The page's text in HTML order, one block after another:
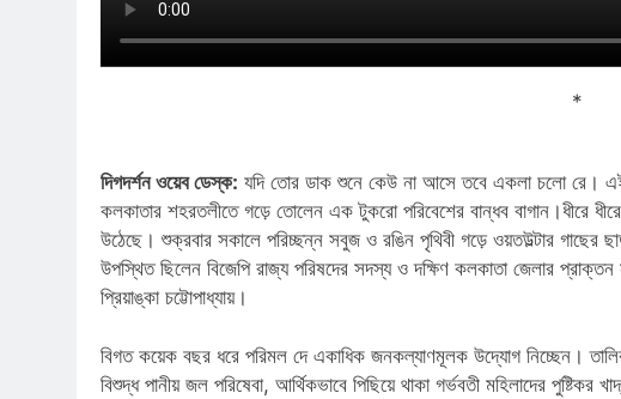
*
দিগদর্শন ওয়েব ডেস্ক: যদি তোর ডাক শুনে কেউ না আসে তবে একলা চলো রে। এই
কলকাতার শহরতলীতে গড়ে তোলেন এক টুকরো পরিবেশের বান্ধব বাগান।ধীরে
উঠেছে। শুক্রবার সকালে পরিচ্ছন্ন সবুজ ও রঙিন পৃথিবী গড়ে ওয়তউল্টার গাছের
উপস্থিত ছিলেন বিজেপি রাজ্য পরিষদের সদস্য ও দক্ষিণ কলকাতা জেলার প্রাক্তন
প্রিয়াঙ্কা চট্টোপাধ্যায়।
বিগত কয়েক বছর ধরে পরিমল দে একাধিক জনকল্যাণমূলক উদ্যোগ নিচ্ছেন।
বিশুদ্ধ পানীয় জল পরিষেবা, আর্থিকভাবে পিছিয়ে থাকা গর্ভবতী মহিলাদের পুষ্টিকর